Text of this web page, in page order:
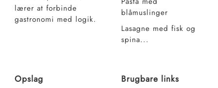
lærer at forbinde
gastronomi med logik.
blåmuslinger
Lasagne med fisk og
spina...
Opslag Brugbare links